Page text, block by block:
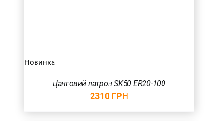
Новинка
Цанговий патрон SK50 ER20-100
2310 ГРН